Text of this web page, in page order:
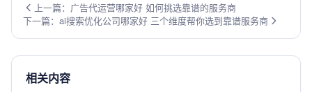
上一篇：广告代运营哪家好 如何挑选靠谱的服务商
下一篇：ai搜索优化公司哪家好 三个维度帮你选到靠谱服务商
相关内容